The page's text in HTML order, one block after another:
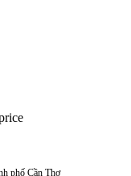
phố Cần Thơ